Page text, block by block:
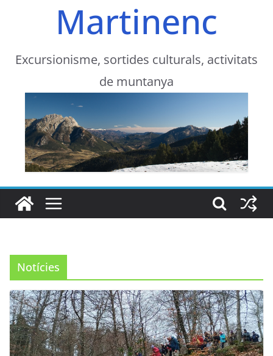
Martinenc
Excursionisme, sortides culturals, activitats
de muntanya
Notícies